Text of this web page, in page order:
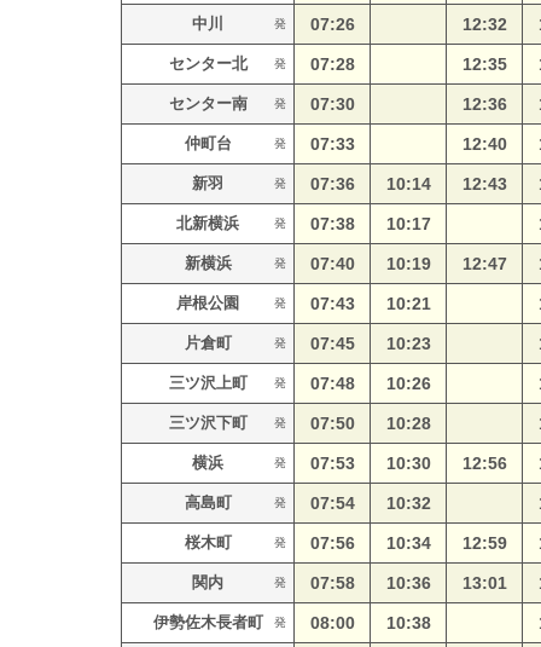
中川 発 07:26 12:32
センター北 発 07:28 12:35
センター南 発 07:30 12:36
仲町台 発 07:33 12:40
新羽 発 07:36 10:14 12:43
北新横浜 発 07:38 10:17
新横浜 発 07:40 10:19 12:47
岸根公園 発 07:43 10:21
片倉町 発 07:45 10:23
三ツ沢上町 発 07:48 10:26
三ツ沢下町 発 07:50 10:28
横浜 発 07:53 10:30 12:56
高島町 発 07:54 10:32
桜木町 発 07:56 10:34 12:59
関内 発 07:58 10:36 13:01
伊勢佐木長者町 発 08:00 10:38